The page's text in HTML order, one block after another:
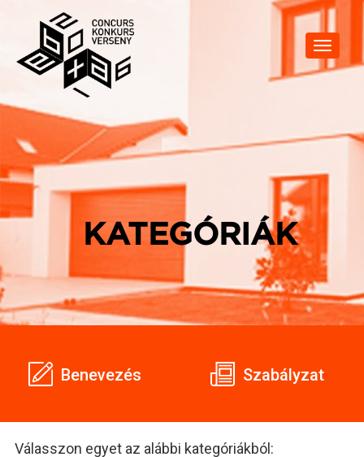
Toggle
KATEGÓRIÁK
Benevezés Szabályzat
Válasszon egyet az alábbi kategóriákból: